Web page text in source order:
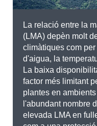
La relació entre la
(LMA) depèn molt
climàtiques com
d'aigua, la
La baixa
factor més limitant
plantes en
l'abundant nombre
elevada LMA en